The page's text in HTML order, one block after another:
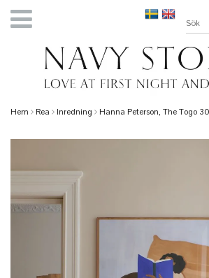
Hem Rea Inredning Hanna Peterson, The Togo